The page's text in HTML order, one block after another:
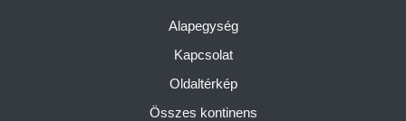
Alapegység
Kapcsolat
Oldaltérkép
Összes kontinens